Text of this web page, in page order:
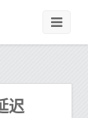
迟